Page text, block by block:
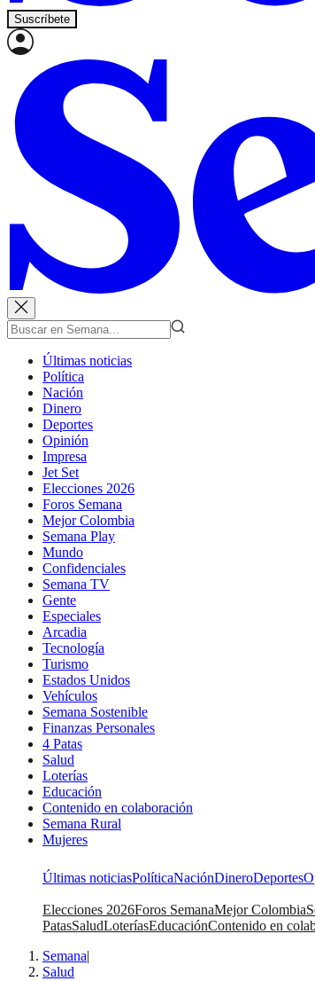
Suscríbete
Últimas noticias
Política
Nación
Dinero
Deportes
Opinión
Impresa
Jet Set
Elecciones 2026
Foros Semana
Mejor Colombia
Semana Play
Mundo
Confidenciales
Semana TV
Gente
Especiales
Arcadia
Tecnología
Turismo
Estados Unidos
Vehículos
Semana Sostenible
Finanzas Personales
4 Patas
Salud
Loterías
Educación
Contenido en colaboración
Semana Rural
Mujeres
Últimas noticiasPolíticaNaciónDineroDeportes
Elecciones 2026Foros SemanaMejor Colombia
PatasSaludLoteríasEducaciónContenido en
Semana|
Salud